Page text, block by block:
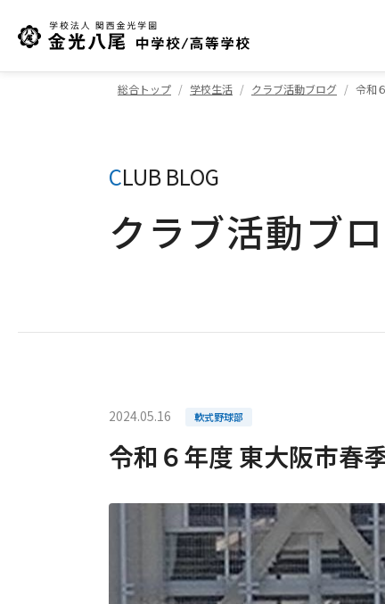
総合トップ 学校生活 クラブ活動ブログ 令和
CLUB BLOG
クラブ活動ブ
2024.05.16 軟式野球部
令和６年度 東大阪市春